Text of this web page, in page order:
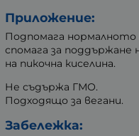
Приложение:
Подпомага нормалното
спомага за
на пикочна киселина.
Не съдържа ГМО.
Подходящо за вегани.
Забележка: